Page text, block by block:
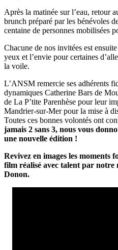
Après la matinée sur l’eau, retour
brunch préparé par les bénévoles
centaine de personnes mobilisées
Chacune de nos invitées est
yeux et l’envie pour certaines
la voile.
L’ANSM remercie ses adhérents
dynamiques Catherine Bars de
de La P’tite Parenhèse pour leur
Mandrier-sur-Mer pour la mise à
Toutes ces bonnes volontés ont
jamais 2 sans 3, nous vous
une nouvelle édition !
Revivez en images les moments
film réalisé avec talent par
Donon.